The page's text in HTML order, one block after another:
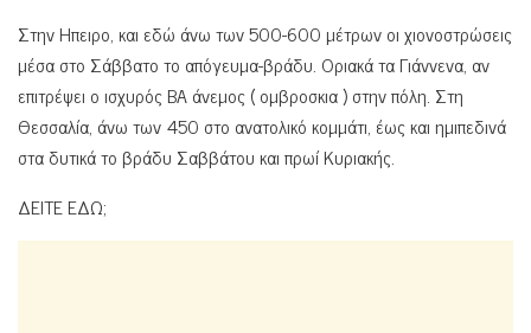
Στην Ηπειρο, και εδώ άνω των 500-600 μέτρων οι χιονοστρώσεις
μέσα στο Σάββατο το απόγευμα-βράδυ. Οριακά τα Γιάννενα, αν
επιτρέψει ο ισχυρός ΒΑ άνεμος ( ομβροσκια ) στην πόλη. Στη
Θεσσαλία, άνω των 450 στο ανατολικό κομμάτι, έως και ημιπεδινά
στα δυτικά το βράδυ Σαββάτου και πρωί Κυριακής.
ΔΕΙΤΕ ΕΔΩ;